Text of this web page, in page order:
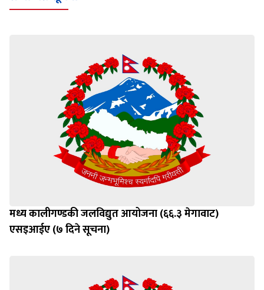
मध्य कालीगण्डकी जलविद्युत आयोजना (६६.३ मेगावाट)
एसइआईए (७ दिने सूचना)